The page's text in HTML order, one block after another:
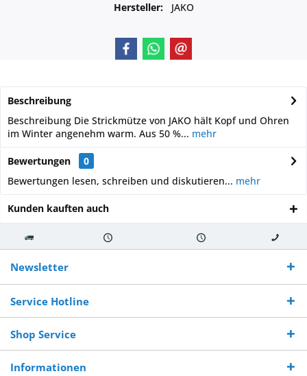
Hersteller:
JAKO
Beschreibung
Beschreibung Die Strickmütze von JAKO hält Kopf und Ohren
im Winter angenehm warm. Aus 50 %... mehr
Bewertungen
0
Bewertungen lesen, schreiben und diskutieren... mehr
Kunden kauften auch
Kostenloser
Versand ab €
250,-
Versand innerhalb von Versand von So erreichen
Sie uns 0160
970 511 90
Newsletter
Service Hotline
Shop Service
Informationen